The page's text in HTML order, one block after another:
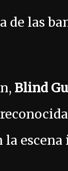
de las
Blind